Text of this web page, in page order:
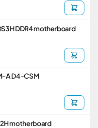
DDR4 motherboard
A D4-CSM
motherboard